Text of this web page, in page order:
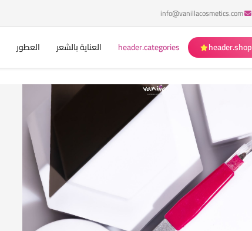
info@vanillacosmetics.com
header.shop
header.categories العناية بالشعر العطور